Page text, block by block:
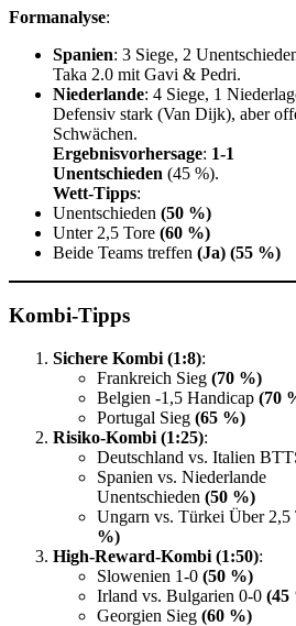
Formanalyse:
Spanien: 3 Siege, 2
Taka 2.0 mit Gavi & Pedri.
Niederlande: 4 Siege, 1
Defensiv stark (Van Dijk), aber
Schwächen.
Ergebnisvorhersage: 1-1
Unentschieden (45 %).
Wett-Tipps:
Unentschieden (50 %)
Unter 2,5 Tore (60 %)
Beide Teams treffen (Ja) (55 %)
Kombi-Tipps
Sichere Kombi (1:8):
Frankreich Sieg (70 %)
Belgien -1,5 Handicap (70
Portugal Sieg (65 %)
Risiko-Kombi (1:25):
Deutschland vs. Italien
Spanien vs. Niederlande
Unentschieden (50 %)
Ungarn vs. Türkei Über 2,5
%)
High-Reward-Kombi (1:50):
Slowenien 1-0 (50 %)
Irland vs. Bulgarien 0-0 (45
Georgien Sieg (60 %)